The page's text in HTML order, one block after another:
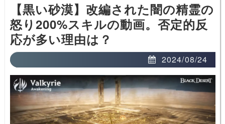
【黒い砂漠】改編された闇の精霊の
怒り200%スキルの動画。否定的反
応が多い理由は？
2024/08/24